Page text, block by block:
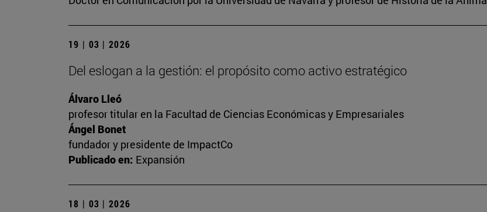
19 | 03 | 2026
Del eslogan a la gestión: el propósito como activo estratégico
Álvaro Lleó
profesor titular en la Facultad de Ciencias Económicas y Empresariales
Ángel Bonet
fundador y presidente de ImpactCo
Publicado en: Expansión
18 | 03 | 2026